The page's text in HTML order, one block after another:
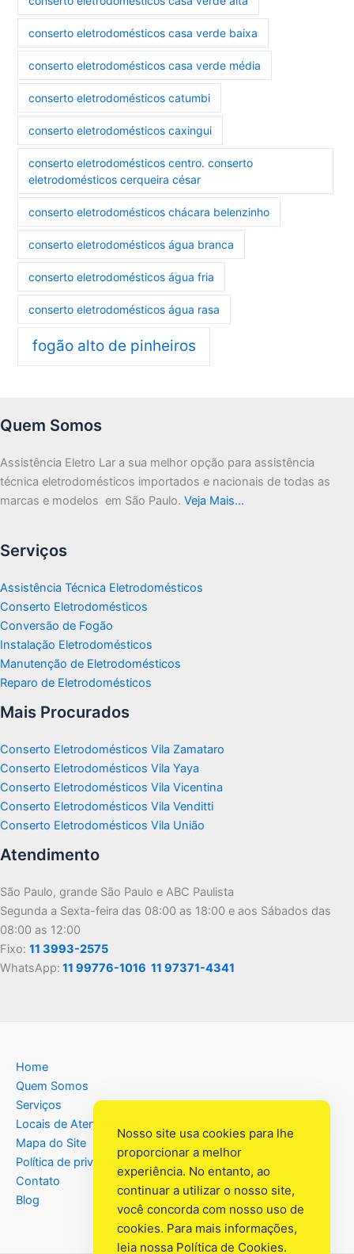
conserto eletrodomésticos casa verde baixa
conserto eletrodomésticos casa verde média
conserto eletrodomésticos catumbi
conserto eletrodomésticos caxingui
conserto eletrodomésticos centro. conserto
eletrodomésticos cerqueira césar
conserto eletrodomésticos chácara belenzinho
conserto eletrodomésticos água branca
conserto eletrodomésticos água fria
conserto eletrodomésticos água rasa
fogão alto de pinheiros
Quem Somos
Assistência Eletro Lar a sua melhor opção para assistência
técnica eletrodomésticos importados e nacionais de todas as
marcas e modelos em São Paulo. Veja Mais…
Serviços
Assistência Técnica Eletrodomésticos
Conserto Eletrodomésticos
Conversão de Fogão
Instalação Eletrodomésticos
Manutenção de Eletrodomésticos
Reparo de Eletrodomésticos
Mais Procurados
Conserto Eletrodomésticos Vila Zamataro
Conserto Eletrodomésticos Vila Yaya
Conserto Eletrodomésticos Vila Vicentina
Conserto Eletrodomésticos Vila Venditti
Conserto Eletrodomésticos Vila União
Atendimento
São Paulo, grande São Paulo e ABC Paulista
Segunda a Sexta-feira das 08:00 as 18:00 e aos Sábados das
08:00 as 12:00
Fixo: 11 3993-2575
WhatsApp: 11 99776-1016 11 97371-4341
Home
Quem Somos
Serviços
Locais de Atendimento
Mapa do Site
Política de privacidade
Contato
Blog
Nosso site usa cookies para lhe
proporcionar a melhor
experiência. No entanto, ao
continuar a utilizar o nosso site,
você concorda com nosso uso de
cookies. Para mais informações,
leia nossa Política de Cookies.